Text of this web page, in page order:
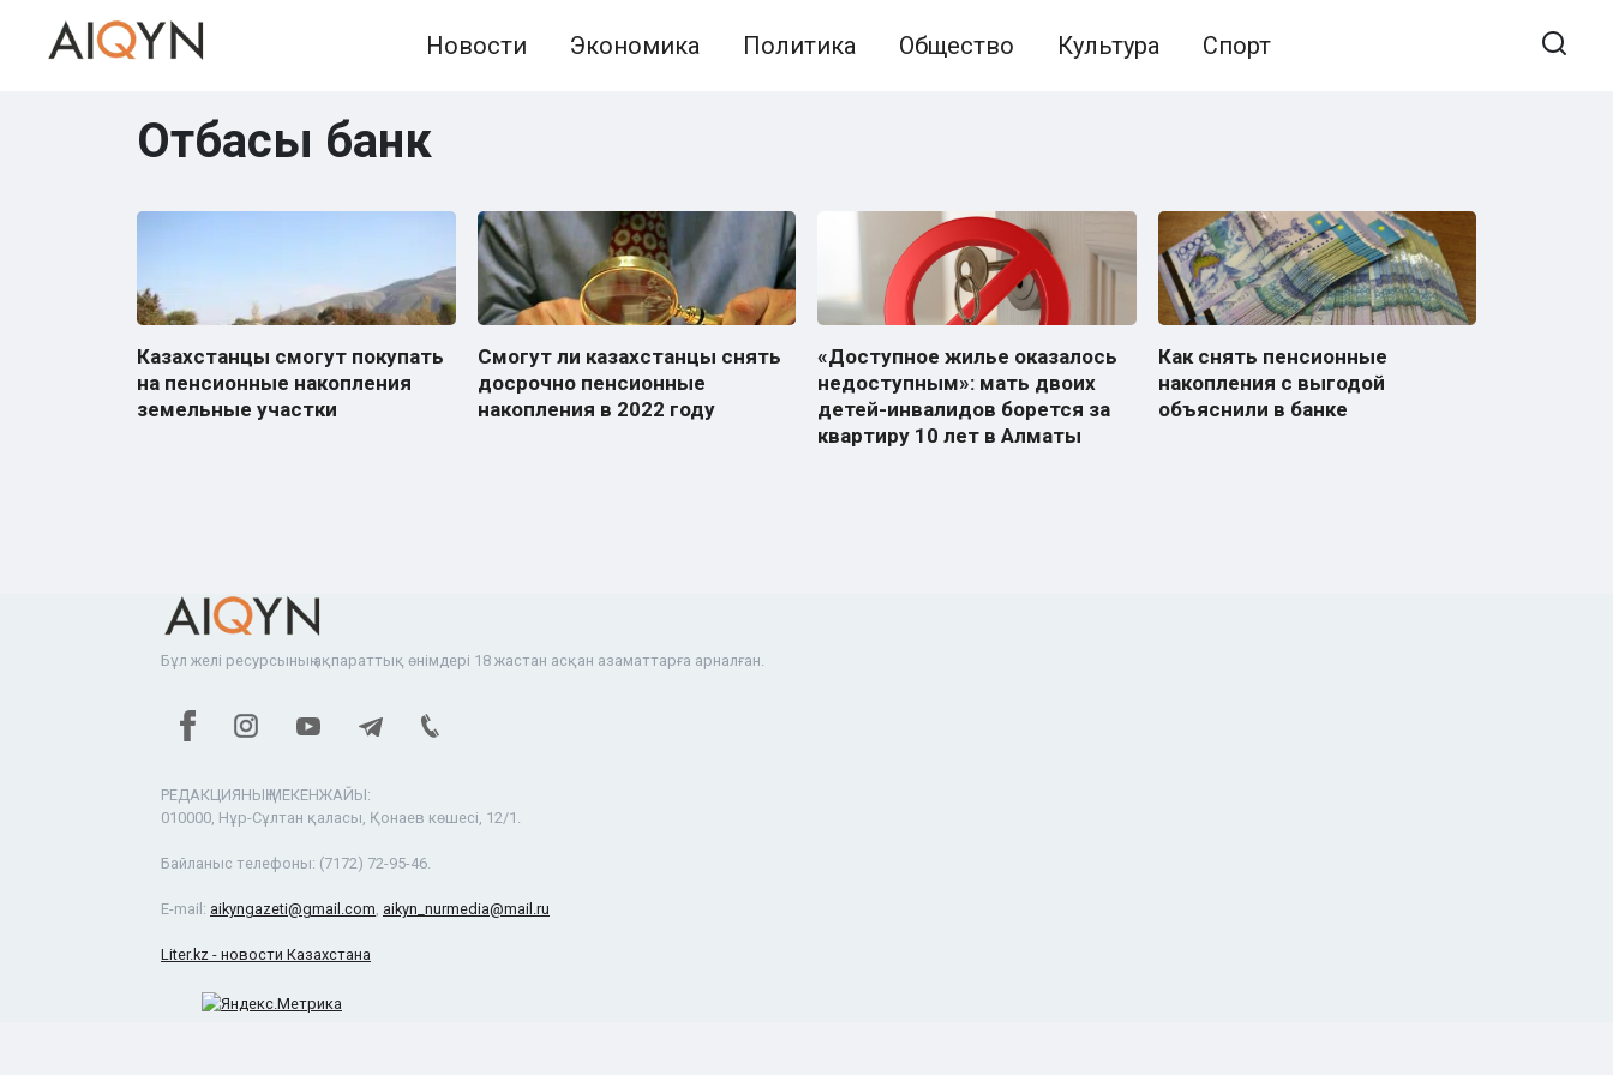
Новости Экономика Политика Общество Культура Спорт
Отбасы банк
Казахстанцы смогут покупать
на пенсионные накопления
земельные участки
Смогут ли казахстанцы снять
досрочно пенсионные
накопления в 2022 году
«Доступное жилье оказалось
недоступным»: мать двоих
детей-инвалидов борется за
квартиру 10 лет в Алматы
Как снять пенсионные
накопления с выгодой
объяснили в банке
Бұл желі ресурсының ақпараттық өнімдері 18 жастан асқан азаматтарға арналған.
РЕДАКЦИЯНЫҢ МЕКЕНЖАЙЫ:
010000, Нұр-Сұлтан қаласы, Қонаев көшесі, 12/1.
Байланыс телефоны: (7172) 72-95-46.
E-mail: aikyngazeti@gmail.com aikyn_nurmedia@mail.ru
Liter.kz - новости Казахстана